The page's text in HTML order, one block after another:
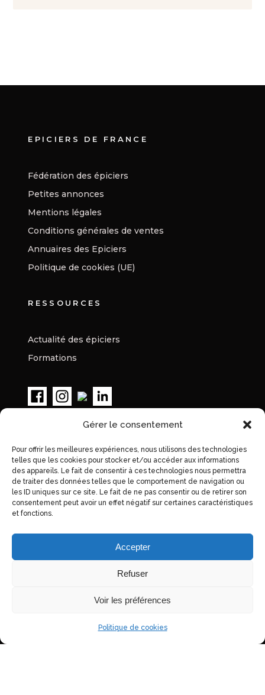
Gérer le consentement
Pour offrir les meilleures expériences, nous utilisons des technologies
telles que les cookies pour stocker et/ou accéder aux informations
des appareils. Le fait de consentir à ces technologies nous permettra
de traiter des données telles que le comportement de navigation ou
les ID uniques sur ce site. Le fait de ne pas consentir ou de retirer son
consentement peut avoir un effet négatif sur certaines caractéristiques
et fonctions.
Accepter
Refuser
Voir les préférences
Politique de cookies
EPICIERS DE FRANCE
Fédération des épiciers
Petites annonces
Mentions légales
Conditions générales de ventes
Annuaires des Epiciers
Politique de cookies (UE)
RESSOURCES
Actualité des épiciers
Formations
S’INSCRIRE À LA NEWSLETTER
CONTACTEZ-NOUS
Epiciers de France
06 21 85 48 34
contact@epiciersdefrance.org
© 2025 Fédération des Épiciers de France